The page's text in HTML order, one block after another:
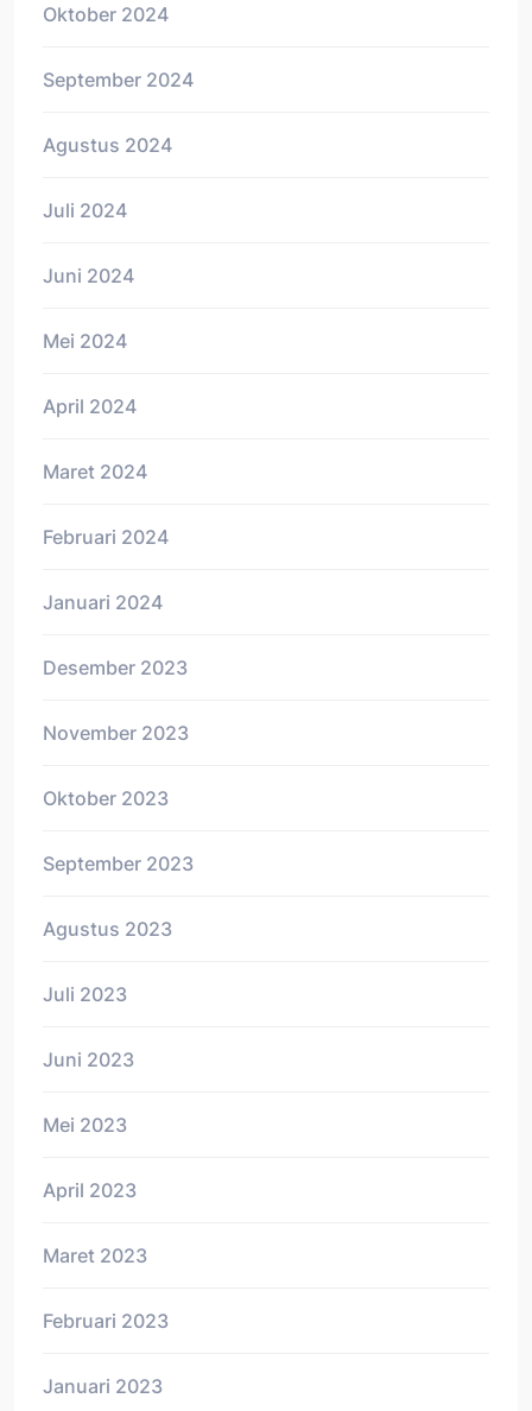
Oktober 2024
September 2024
Agustus 2024
Juli 2024
Juni 2024
Mei 2024
April 2024
Maret 2024
Februari 2024
Januari 2024
Desember 2023
November 2023
Oktober 2023
September 2023
Agustus 2023
Juli 2023
Juni 2023
Mei 2023
April 2023
Maret 2023
Februari 2023
Januari 2023